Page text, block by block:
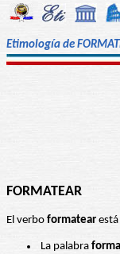
Etimología de
FORMATEAR
El verbo formatear
La palabra